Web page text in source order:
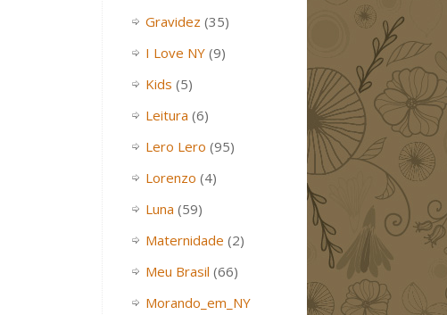
Gravidez (35)
I Love NY (9)
Kids (5)
Leitura (6)
Lero Lero (95)
Lorenzo (4)
Luna (59)
Maternidade (2)
Meu Brasil (66)
Morando_em_NY